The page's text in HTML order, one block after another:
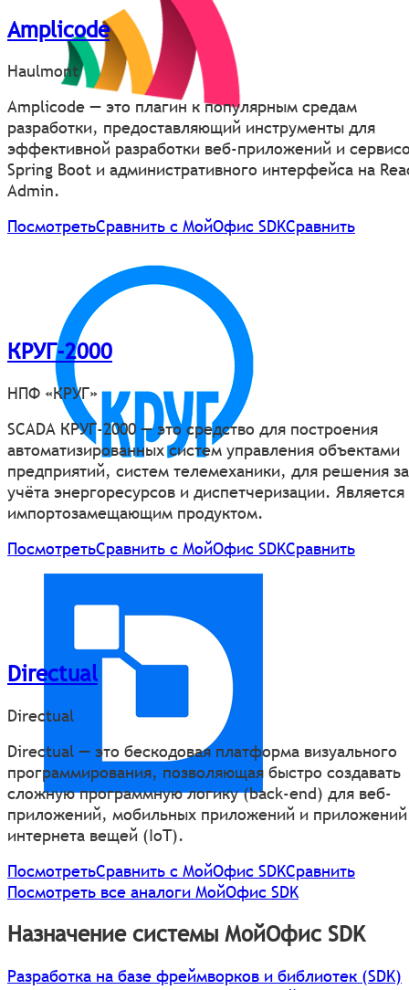
Amplicode
Haulmont
Amplicode — это плагин к популярным средам
разработки, предоставляющий инструменты для
эффективной разработки веб-приложений и
Spring Boot и административного интерфейса на
Admin.
ПосмотретьСравнить с МойОфис SDKСравнить
КРУГ-2000
НПФ «КРУГ»
SCADA КРУГ-2000 — это средство для построения
автоматизированных систем управления объектами
предприятий, систем телемеханики, для решения
учёта энергоресурсов и диспетчеризации. Является
импортозамещающим продуктом.
ПосмотретьСравнить с МойОфис SDKСравнить
Directual
Directual
Directual — это бескодовая платформа визуального
программирования, позволяющая быстро создавать
сложную программную логику (back-end) для веб-
приложений, мобильных приложений и приложений
интернета вещей (IoT).
ПосмотретьСравнить с МойОфис SDKСравнить
Посмотреть все аналоги МойОфис SDK
Назначение системы МойОфис SDK
Разработка на базе фреймворков и библиотек (SDK)